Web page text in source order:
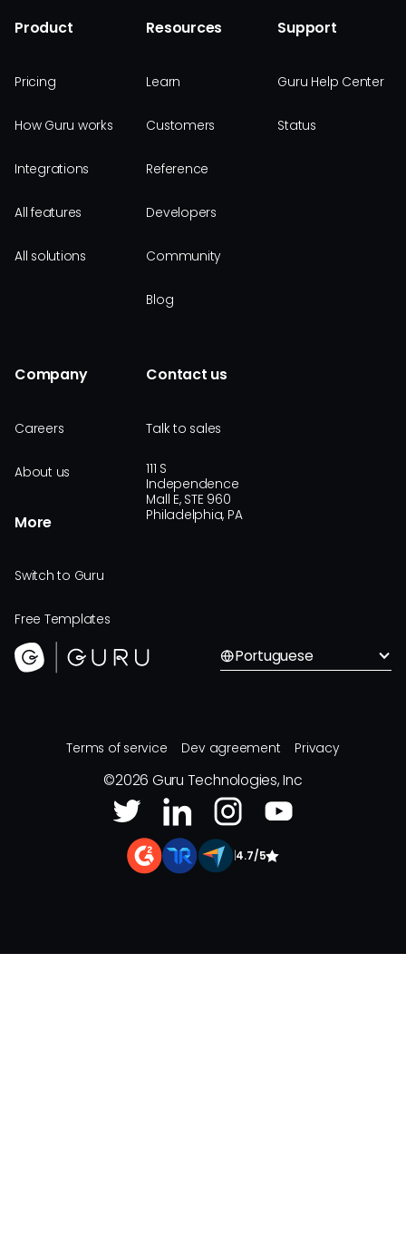
Product
Pricing
How Guru works
Integrations
All features
All solutions
Resources
Learn
Customers
Reference
Developers
Community
Blog
Support
Guru Help Center
Status
Company
Careers
About us
More
Switch to Guru
Free Templates
Contact us
Talk to sales
111 S
Independence
Mall E, STE 960
Philadelphia, PA
Portuguese
Terms of service Dev agreement Privacy
©2026 Guru Technologies, Inc
|4.7/5